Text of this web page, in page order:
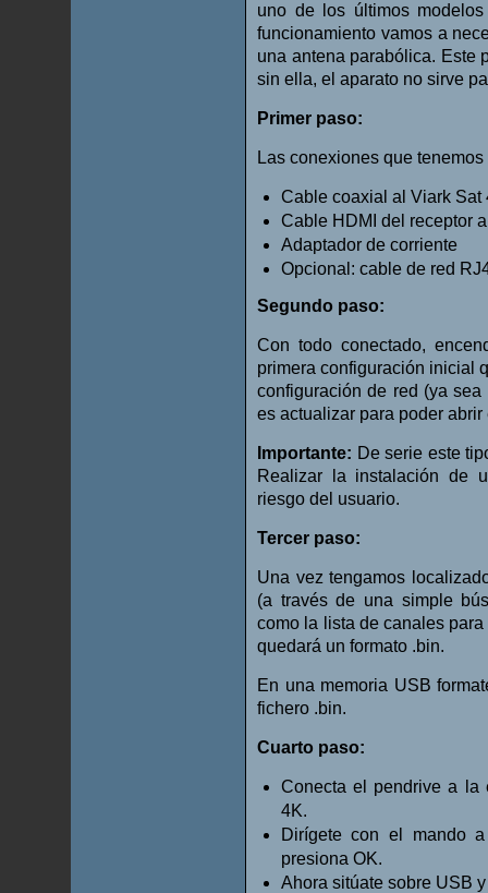
uno de los últimos
funcionamiento vamos a
una antena parabólica. Este
sin ella, el aparato no sirve
Primer paso:
Las conexiones que
Cable coaxial al Viark Sat
Cable HDMI del receptor
Adaptador de corriente
Opcional: cable de red
Segundo paso:
Con todo conectado,
primera configuración inicial
configuración de red (ya
es actualizar para poder
Importante: De serie este
Realizar la instalación de
riesgo del usuario.
Tercer paso:
Una vez tengamos
(a través de una simple
como la lista de canales
quedará un formato .bin.
En una memoria USB
fichero .bin.
Cuarto paso:
Conecta el pendrive a la
4K.
Dirígete con el mando
presiona OK.
Ahora sitúate sobre USB